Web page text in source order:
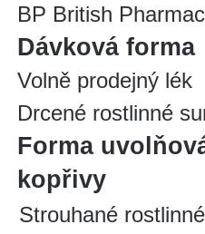
BP British
Dávková forma
Volně prodejný lék
Drcené rostlinné
Forma
kopřivy
Strouhané